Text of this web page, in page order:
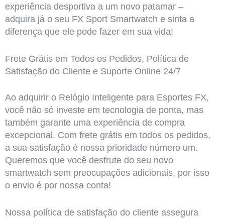
experiência desportiva a um novo patamar –
adquira já o seu FX Sport Smartwatch e sinta a
diferença que ele pode fazer em sua vida!
Frete Grátis em Todos os Pedidos, Política de
Satisfação do Cliente e Suporte Online 24/7
Ao adquirir o Relógio Inteligente para Esportes FX,
você não só investe em tecnologia de ponta, mas
também garante uma experiência de compra
excepcional. Com frete grátis em todos os pedidos,
a sua satisfação é nossa prioridade número um.
Queremos que você desfrute do seu novo
smartwatch sem preocupações adicionais, por isso
o envio é por nossa conta!
Nossa política de satisfação do cliente assegura